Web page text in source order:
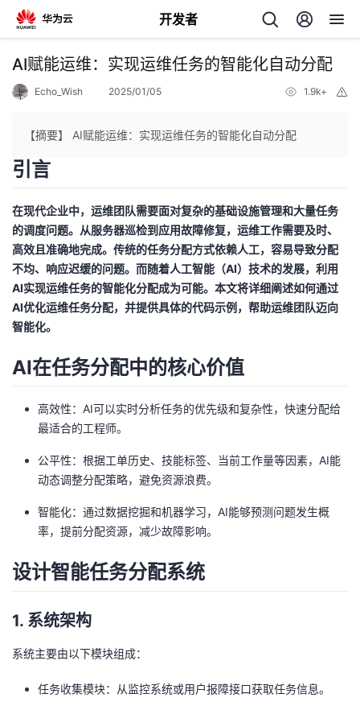
开发者
返
人
主
页
我
的
开
我
的
博
我
的
坛
我
圈
子
的
直
播
我
的
活
动
我
的
关
我
AI赋能运维：实现运维任务的智能化自动分配
Echo_Wish 2025/01/05 1.9k+
【摘要】 AI赋能运维：实现运维任务的智能化自动分配
引言
在现代企业中，运维团队需要面对复杂的基础设施管理和大量任务
的调度问题。从服务器巡检到应用故障修复，运维工作需要及时、
高效且准确地完成。传统的任务分配方式依赖人工，容易导致分配
不均、响应迟缓的问题。而随着人工智能（AI）技术的发展，利用
AI实现运维任务的智能化分配成为可能。本文将详细阐述如何通过
AI优化运维任务分配，并提供具体的代码示例，帮助运维团队迈向
智能化。
AI在任务分配中的核心价值
高效性：AI可以实时分析任务的优先级和复杂性，快速分配给
最适合的工程师。
公平性：根据工单历史、技能标签、当前工作量等因素，AI能
动态调整分配策略，避免资源浪费。
智能化：通过数据挖掘和机器学习，AI能够预测问题发生概
率，提前分配资源，减少故障影响。
设计智能任务分配系统
1. 系统架构
系统主要由以下模块组成：
任务收集模块：从监控系统或用户报障接口获取任务信息。